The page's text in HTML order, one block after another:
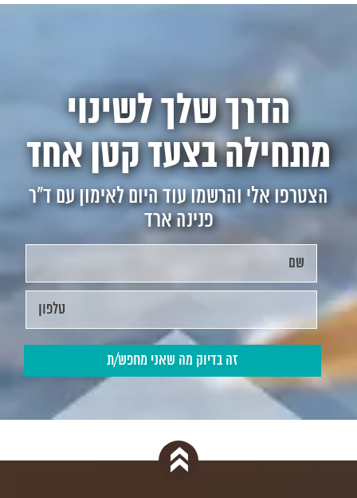
הדרך שלך לשינוי
מתחילה בצעד קטן אחד
הצטרפו אלי והרשמו עוד היום לאימון עם ד"ר
פנינה ארד